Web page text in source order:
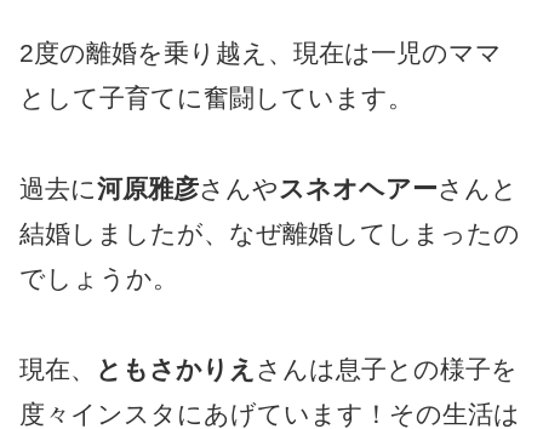
2度の離婚を乗り越え、現在は一児のママ
として子育てに奮闘しています。
過去に河原雅彦さんやスネオヘアーさんと
結婚しましたが、なぜ離婚してしまったの
でしょうか。
現在、 ともさかりえ さんは息子との様子を
度々インスタにあげています！その生活は